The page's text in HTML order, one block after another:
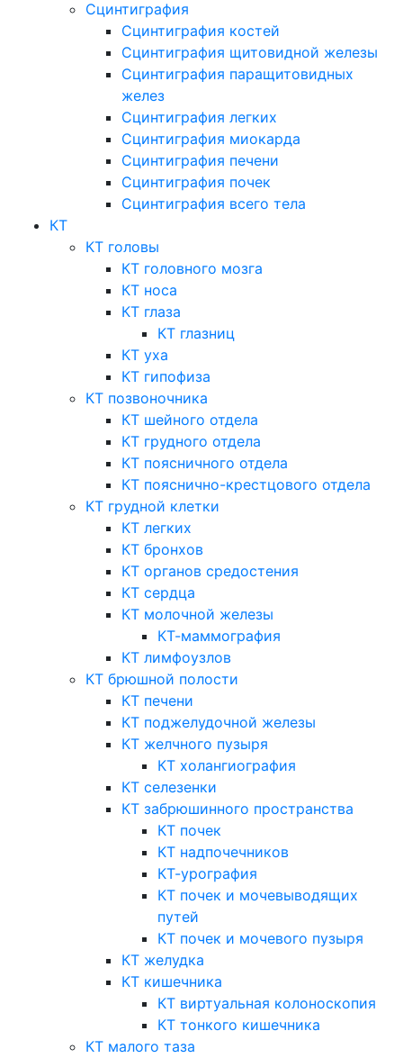
Сцинтиграфия
Сцинтиграфия костей
Сцинтиграфия щитовидной железы
Сцинтиграфия паращитовидных
желез
Сцинтиграфия легких
Сцинтиграфия миокарда
Сцинтиграфия печени
Сцинтиграфия почек
Сцинтиграфия всего тела
КТ
КТ головы
КТ головного мозга
КТ носа
КТ глаза
КТ глазниц
КТ уха
КТ гипофиза
КТ позвоночника
КТ шейного отдела
КТ грудного отдела
КТ поясничного отдела
КТ пояснично-крестцового отдела
КТ грудной клетки
КТ легких
КТ бронхов
КТ органов средостения
КТ сердца
КТ молочной железы
КТ-маммография
КТ лимфоузлов
КТ брюшной полости
КТ печени
КТ поджелудочной железы
КТ желчного пузыря
КТ холангиография
КТ селезенки
КТ забрюшинного пространства
КТ почек
КТ надпочечников
КТ-урография
КТ почек и мочевыводящих
путей
КТ почек и мочевого пузыря
КТ желудка
КТ кишечника
КТ виртуальная колоноскопия
КТ тонкого кишечника
КТ малого таза